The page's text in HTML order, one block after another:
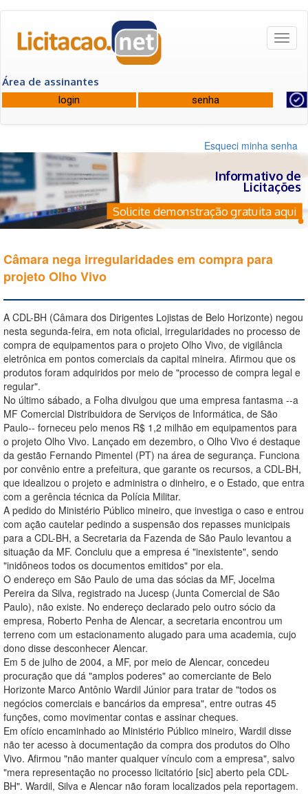
Área de assinantes
Esqueci minha senha
Informativo de
Licitações
Solicite demonstração gratuita aqui
Câmara nega irregularidades em compra para
projeto Olho Vivo
A CDL-BH (Câmara dos Dirigentes Lojistas de Belo Horizonte) negou
nesta segunda-feira, em nota oficial, irregularidades no processo de
compra de equipamentos para o projeto Olho Vivo, de vigilância
eletrônica em pontos comerciais da capital mineira. Afirmou que os
produtos foram adquiridos por meio de "processo de compra legal e
regular".
No último sábado, a Folha divulgou que uma empresa fantasma --a
MF Comercial Distribuidora de Serviços de Informática, de São
Paulo-- forneceu pelo menos R$ 1,2 milhão em equipamentos para
o projeto Olho Vivo. Lançado em dezembro, o Olho Vivo é destaque
da gestão Fernando Pimentel (PT) na área de segurança. Funciona
por convênio entre a prefeitura, que garante os recursos, a CDL-BH,
que idealizou o projeto e administra o dinheiro, e o Estado, que entra
com a gerência técnica da Polícia Militar.
A pedido do Ministério Público mineiro, que investiga o caso e entrou
com ação cautelar pedindo a suspensão dos repasses municipais
para a CDL-BH, a Secretaria da Fazenda de São Paulo levantou a
situação da MF. Concluiu que a empresa é "inexistente", sendo
"inidôneos todos os documentos emitidos" por ela.
O endereço em São Paulo de uma das sócias da MF, Jocelma
Pereira da Silva, registrado na Jucesp (Junta Comercial de São
Paulo), não existe. No endereço declarado pelo outro sócio da
empresa, Roberto Penha de Alencar, a secretaria encontrou um
terreno com um estacionamento alugado para uma academia, cujo
dono disse desconhecer Alencar.
Em 5 de julho de 2004, a MF, por meio de Alencar, concedeu
procuração que dá "amplos poderes" ao comerciante de Belo
Horizonte Marco Antônio Wardil Júnior para tratar de "todos os
negócios comerciais e bancários da empresa", entre outras 45
funções, como movimentar contas e assinar cheques.
Em ofício encaminhado ao Ministério Público mineiro, Wardil disse
não ter acesso à documentação da compra dos produtos do Olho
Vivo. Afirmou "não manter qualquer vínculo com a empresa", salvo
"mera representação no processo licitatório [sic] aberto pela CDL-
BH". Wardil, Silva e Alencar não foram localizados pela reportagem.